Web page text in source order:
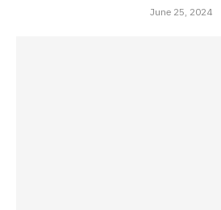
June 25, 2024